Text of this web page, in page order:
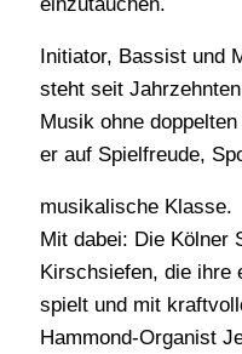
Initiator, Bassist und
steht seit
Musik ohne
er auf Spielfreude,
musikalische Klasse.
Mit dabei: Die Kölner
Kirschsiefen, die ihre
spielt und mit
Hammond-Organist